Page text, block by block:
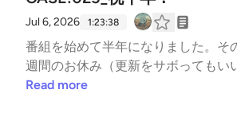
Jul 6, 2026 1:23:38
番組を始めて半年になりました。そ
週間のお休み（更新をサボってもい
ます。変わりにGWにAh-Kunが実家
Read more